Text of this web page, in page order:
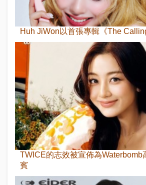
Huh JiWon以首張專輯《The
TWICE的志效被宣佈為Waterbomb
賓